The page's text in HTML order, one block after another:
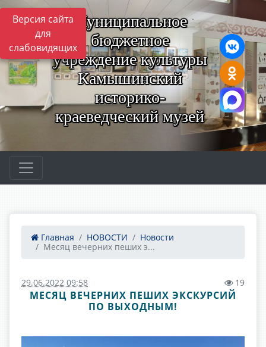
Версия сайта
для
слабовидящих
Муниципальное
бюджетное
учреждение культуры
Камышинский
историко-
краеведческий музей
Главная НОВОСТИ
Новости
Месяц вечерних пеших э...
29.06.2022 09:58 19
МЕСЯЦ ВЕЧЕРНИХ ПЕШИХ ЭКСКУРСИЙ
ПО ВЫХОДНЫМ!